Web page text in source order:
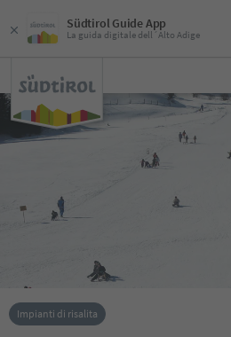
Südtirol Guide App
La guida digitale dell´Alto Adige
Impianti di risalita